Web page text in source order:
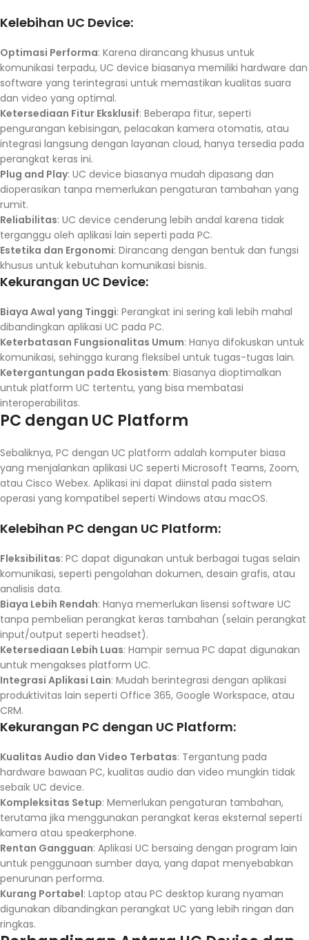
Kelebihan UC Device:
Optimasi Performa: Karena dirancang khusus untuk
komunikasi terpadu, UC device biasanya memiliki hardware dan
software yang terintegrasi untuk memastikan kualitas suara
dan video yang optimal.
Ketersediaan Fitur Eksklusif: Beberapa fitur, seperti
pengurangan kebisingan, pelacakan kamera otomatis, atau
integrasi langsung dengan layanan cloud, hanya tersedia pada
perangkat keras ini.
Plug and Play: UC device biasanya mudah dipasang dan
dioperasikan tanpa memerlukan pengaturan tambahan yang
rumit.
Reliabilitas: UC device cenderung lebih andal karena tidak
terganggu oleh aplikasi lain seperti pada PC.
Estetika dan Ergonomi: Dirancang dengan bentuk dan fungsi
khusus untuk kebutuhan komunikasi bisnis.
Kekurangan UC Device:
Biaya Awal yang Tinggi: Perangkat ini sering kali lebih mahal
dibandingkan aplikasi UC pada PC.
Keterbatasan Fungsionalitas Umum: Hanya difokuskan untuk
komunikasi, sehingga kurang fleksibel untuk tugas-tugas lain.
Ketergantungan pada Ekosistem: Biasanya dioptimalkan
untuk platform UC tertentu, yang bisa membatasi
interoperabilitas.
PC dengan UC Platform
Sebaliknya, PC dengan UC platform adalah komputer biasa
yang menjalankan aplikasi UC seperti Microsoft Teams, Zoom,
atau Cisco Webex. Aplikasi ini dapat diinstal pada sistem
operasi yang kompatibel seperti Windows atau macOS.
Kelebihan PC dengan UC Platform:
Fleksibilitas: PC dapat digunakan untuk berbagai tugas selain
komunikasi, seperti pengolahan dokumen, desain grafis, atau
analisis data.
Biaya Lebih Rendah: Hanya memerlukan lisensi software UC
tanpa pembelian perangkat keras tambahan (selain perangkat
input/output seperti headset).
Ketersediaan Lebih Luas: Hampir semua PC dapat digunakan
untuk mengakses platform UC.
Integrasi Aplikasi Lain: Mudah berintegrasi dengan aplikasi
produktivitas lain seperti Office 365, Google Workspace, atau
CRM.
Kekurangan PC dengan UC Platform:
Kualitas Audio dan Video Terbatas: Tergantung pada
hardware bawaan PC, kualitas audio dan video mungkin tidak
sebaik UC device.
Kompleksitas Setup: Memerlukan pengaturan tambahan,
terutama jika menggunakan perangkat keras eksternal seperti
kamera atau speakerphone.
Rentan Gangguan: Aplikasi UC bersaing dengan program lain
untuk penggunaan sumber daya, yang dapat menyebabkan
penurunan performa.
Kurang Portabel: Laptop atau PC desktop kurang nyaman
digunakan dibandingkan perangkat UC yang lebih ringan dan
ringkas.